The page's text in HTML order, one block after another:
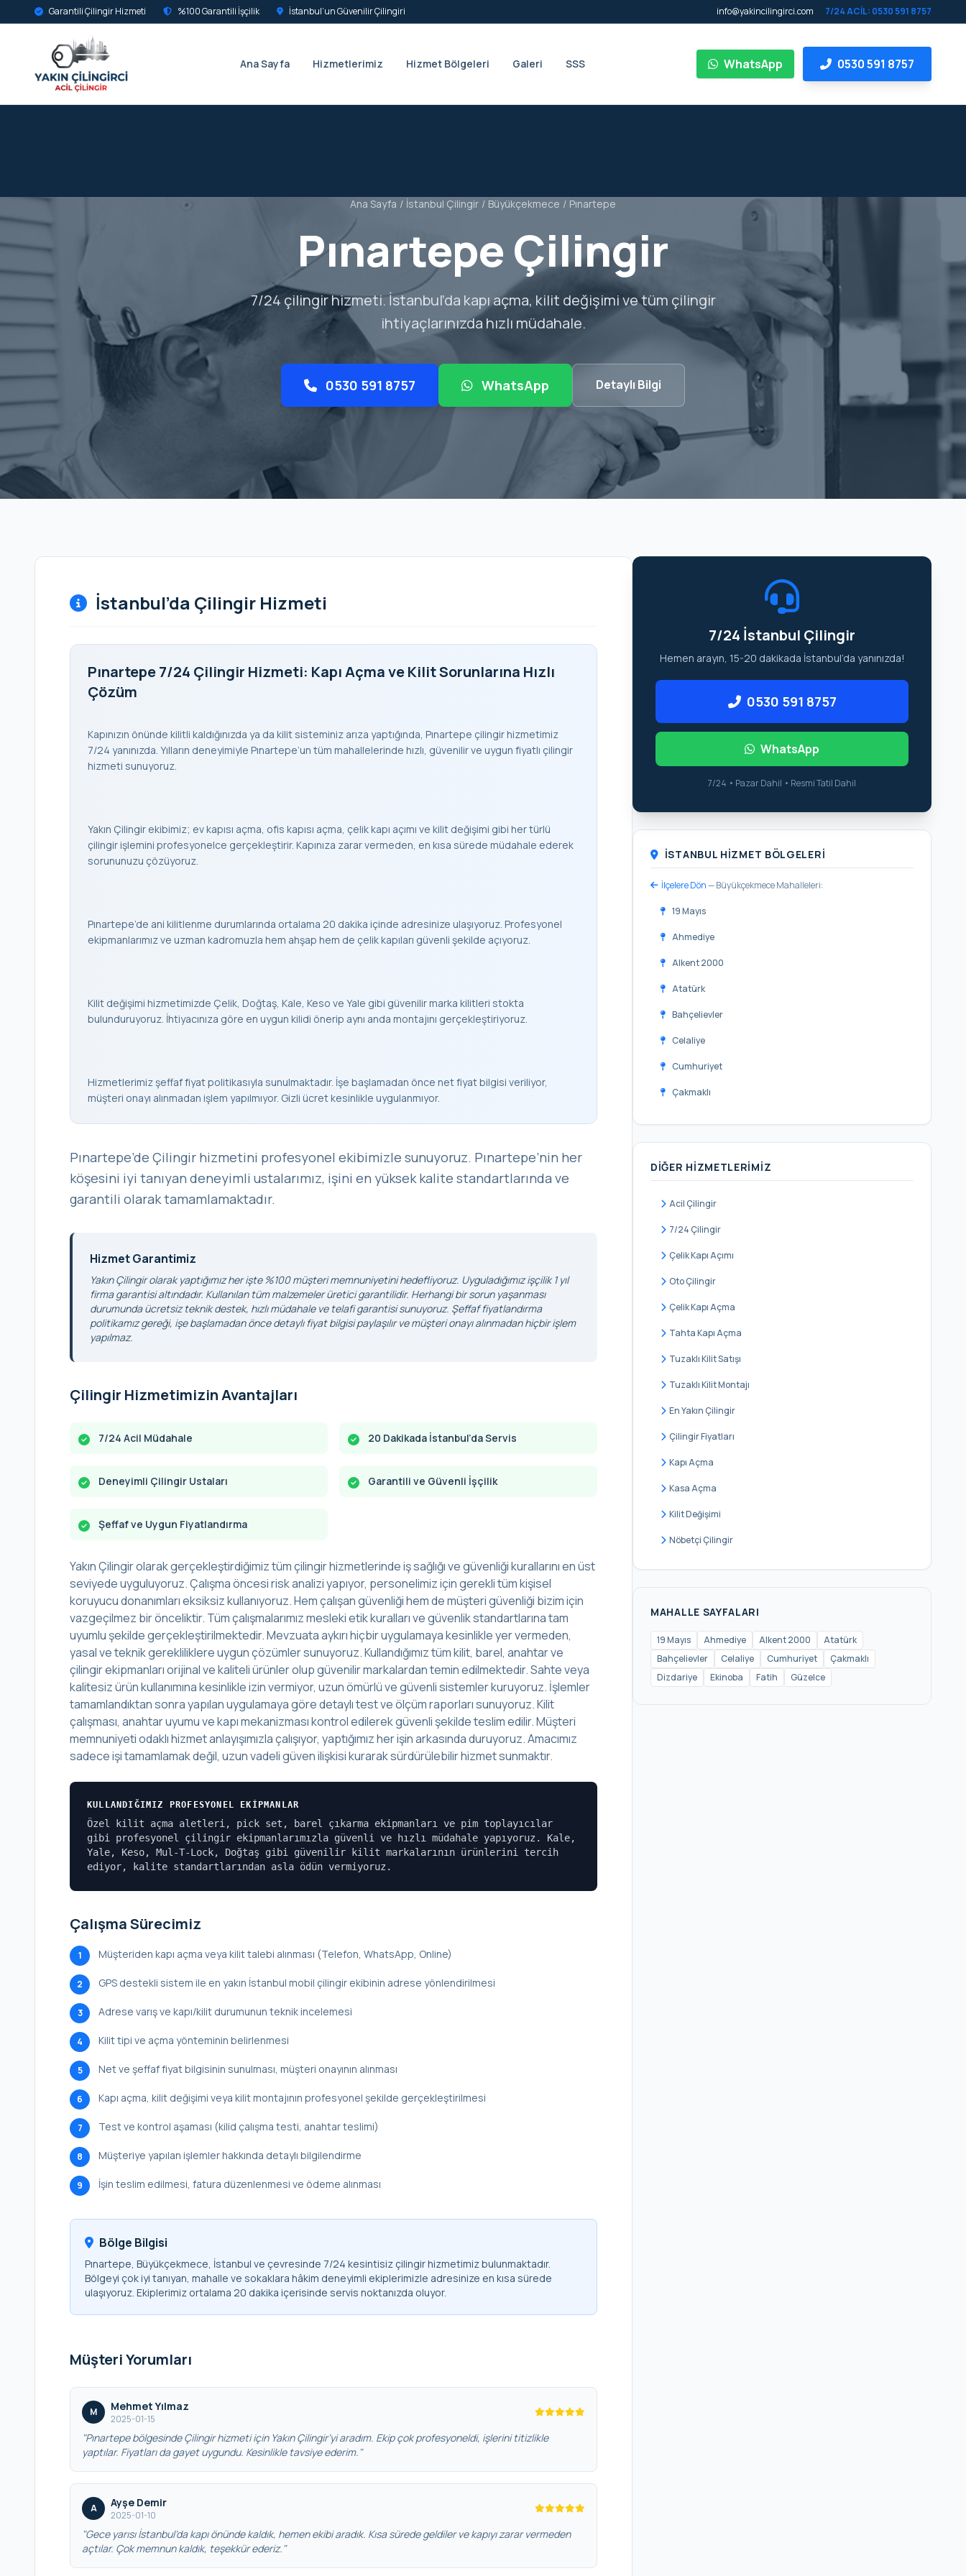
Garantili Çilingir Hizmeti %100 Garantili İşçilik İstanbul’un Güvenilir Çilingiri info@yakincilingirci.com 7/24 ACİL: 0530 591 8757
Ana Sayfa Hizmetlerimiz Hizmet Bölgeleri Galeri SSS WhatsApp 0530 591 8757
Ana Sayfa / İstanbul Çilingir / Büyükçekmece / Pınartepe
Pınartepe Çilingir
7/24 çilingir hizmeti. İstanbul’da kapı açma, kilit değişimi ve tüm çilingir
ihtiyaçlarınızda hızlı müdahale.
0530 591 8757 WhatsApp Detaylı Bilgi
İstanbul’da Çilingir Hizmeti
Pınartepe 7/24 Çilingir Hizmeti: Kapı Açma ve Kilit Sorunlarına Hızlı
Çözüm
Kapınızın önünde kilitli kaldığınızda ya da kilit sisteminiz arıza yaptığında, Pınartepe çilingir hizmetimiz
7/24 yanınızda. Yılların deneyimiyle Pınartepe’un tüm mahallelerinde hızlı, güvenilir ve uygun fiyatlı çilingir
hizmeti sunuyoruz.
Yakın Çilingir ekibimiz; ev kapısı açma, ofis kapısı açma, çelik kapı açımı ve kilit değişimi gibi her türlü
çilingir işlemini profesyonelce gerçekleştirir. Kapınıza zarar vermeden, en kısa sürede müdahale ederek
sorununuzu çözüyoruz.
Pınartepe’de ani kilitlenme durumlarında ortalama 20 dakika içinde adresinize ulaşıyoruz. Profesyonel
ekipmanlarımız ve uzman kadromuzla hem ahşap hem de çelik kapıları güvenli şekilde açıyoruz.
Kilit değişimi hizmetimizde Çelik, Doğtaş, Kale, Keso ve Yale gibi güvenilir marka kilitleri stokta
bulunduruyoruz. İhtiyacınıza göre en uygun kilidi önerip aynı anda montajını gerçekleştiriyoruz.
Hizmetlerimiz şeffaf fiyat politikasıyla sunulmaktadır. İşe başlamadan önce net fiyat bilgisi veriliyor,
müşteri onayı alınmadan işlem yapılmıyor. Gizli ücret kesinlikle uygulanmıyor.
Pınartepe’de Çilingir hizmetini profesyonel ekibimizle sunuyoruz. Pınartepe’nin her
köşesini iyi tanıyan deneyimli ustalarımız, işini en yüksek kalite standartlarında ve
garantili olarak tamamlamaktadır.
Hizmet Garantimiz
Yakın Çilingir olarak yaptığımız her işte %100 müşteri memnuniyetini hedefliyoruz. Uyguladığımız işçilik 1 yıl
firma garantisi altındadır. Kullanılan tüm malzemeler üretici garantilidir. Herhangi bir sorun yaşanması
durumunda ücretsiz teknik destek, hızlı müdahale ve telafi garantisi sunuyoruz. Şeffaf fiyatlandırma
politikamız gereği, işe başlamadan önce detaylı fiyat bilgisi paylaşılır ve müşteri onayı alınmadan hiçbir işlem
yapılmaz.
Çilingir Hizmetimizin Avantajları
7/24 Acil Müdahale 20 Dakikada İstanbul’da Servis
Deneyimli Çilingir Ustaları Garantili ve Güvenli İşçilik
Şeffaf ve Uygun Fiyatlandırma
Yakın Çilingir olarak gerçekleştirdiğimiz tüm çilingir hizmetlerinde iş sağlığı ve güvenliği kurallarını en üst
seviyede uyguluyoruz. Çalışma öncesi risk analizi yapıyor, personelimiz için gerekli tüm kişisel
koruyucu donanımları eksiksiz kullanıyoruz. Hem çalışan güvenliği hem de müşteri güvenliği bizim için
vazgeçilmez bir önceliktir. Tüm çalışmalarımız mesleki etik kuralları ve güvenlik standartlarına tam
uyumlu şekilde gerçekleştirilmektedir. Mevzuata aykırı hiçbir uygulamaya kesinlikle yer vermeden,
yasal ve teknik gerekliliklere uygun çözümler sunuyoruz. Kullandığımız tüm kilit, barel, anahtar ve
çilingir ekipmanları orijinal ve kaliteli ürünler olup güvenilir markalardan temin edilmektedir. Sahte veya
kalitesiz ürün kullanımına kesinlikle izin vermiyor, uzun ömürlü ve güvenli sistemler kuruyoruz. İşlemler
tamamlandıktan sonra yapılan uygulamaya göre detaylı test ve ölçüm raporları sunuyoruz. Kilit
çalışması, anahtar uyumu ve kapı mekanizması kontrol edilerek güvenli şekilde teslim edilir. Müşteri
memnuniyeti odaklı hizmet anlayışımızla çalışıyor, yaptığımız her işin arkasında duruyoruz. Amacımız
sadece işi tamamlamak değil, uzun vadeli güven ilişkisi kurarak sürdürülebilir hizmet sunmaktır.
KULLANDIĞIMIZ PROFESYONEL EKIPMANLAR
Özel kilit açma aletleri, pick set, barel çıkarma ekipmanları ve pim toplayıcılar
gibi profesyonel çilingir ekipmanlarımızla güvenli ve hızlı müdahale yapıyoruz. Kale,
Yale, Keso, Mul-T-Lock, Doğtaş gibi güvenilir kilit markalarının ürünlerini tercih
ediyor, kalite standartlarından asla ödün vermiyoruz.
Çalışma Sürecimiz
1 Müşteriden kapı açma veya kilit talebi alınması (Telefon, WhatsApp, Online)
2 GPS destekli sistem ile en yakın İstanbul mobil çilingir ekibinin adrese yönlendirilmesi
3 Adrese varış ve kapı/kilit durumunun teknik incelemesi
4 Kilit tipi ve açma yönteminin belirlenmesi
5 Net ve şeffaf fiyat bilgisinin sunulması, müşteri onayının alınması
6 Kapı açma, kilit değişimi veya kilit montajının profesyonel şekilde gerçekleştirilmesi
7 Test ve kontrol aşaması (kilid çalışma testi, anahtar teslimi)
8 Müşteriye yapılan işlemler hakkında detaylı bilgilendirme
9 İşin teslim edilmesi, fatura düzenlenmesi ve ödeme alınması
Bölge Bilgisi
Pınartepe, Büyükçekmece, İstanbul ve çevresinde 7/24 kesintisiz çilingir hizmetimiz bulunmaktadır.
Bölgeyi çok iyi tanıyan, mahalle ve sokaklara hâkim deneyimli ekiplerimizle adresinize en kısa sürede
ulaşıyoruz. Ekiplerimiz ortalama 20 dakika içerisinde servis noktanızda oluyor.
Müşteri Yorumları
M Mehmet Yılmaz
2025-01-15
"Pınartepe bölgesinde Çilingir hizmeti için Yakın Çilingir’yi aradım. Ekip çok profesyoneldi, işlerini titizlikle
yaptılar. Fiyatları da gayet uygundu. Kesinlikle tavsiye ederim."
A Ayşe Demir
2025-01-10
"Gece yarısı İstanbul’da kapı önünde kaldık, hemen ekibi aradık. Kısa sürede geldiler ve kapıyı zarar vermeden
açtılar. Çok memnun kaldık, teşekkür ederiz."
7/24 İstanbul Çilingir
Hemen arayın, 15-20 dakikada İstanbul’da yanınızda!
0530 591 8757
WhatsApp
7/24 • Pazar Dahil • Resmi Tatil Dahil
İSTANBUL HIZMET BÖLGELERI
İlçelere Dön— Büyükçekmece Mahalleleri:
19 Mayıs
Ahmediye
Alkent 2000
Atatürk
Bahçelievler
Celaliye
Cumhuriyet
Çakmaklı
Ekinoba
Fatih
DIĞER HIZMETLERIMIZ
Acil Çilingir
7/24 Çilingir
Çelik Kapı Açımı
Oto Çilingir
Çelik Kapı Açma
Tahta Kapı Açma
Tuzaklı Kilit Satışı
Tuzaklı Kilit Montajı
En Yakın Çilingir
Çilingir Fiyatları
Kapı Açma
Kasa Açma
Kilit Değişimi
Nöbetçi Çilingir
MAHALLE SAYFALARI
19 Mayıs Ahmediye Alkent 2000
Atatürk
Bahçelievler
Celaliye Cumhuriyet
Çakmaklı
Dizdariye
Ekinoba Fatih Güzelce